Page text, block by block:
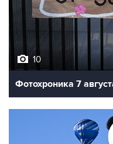
10
Фотохроника 7